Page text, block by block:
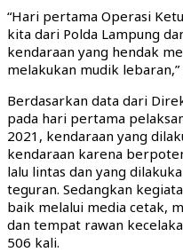
“Hari pertama Operasi
kita dari Polda Lampung
kendaraan yang hendak
melakukan mudik
Berdasarkan data dari
pada hari pertama
2021, kendaraan yang
kendaraan karena
lalu lintas dan yang
teguran. Sedangkan
baik melalui media cetak,
dan tempat rawan
506 kali.